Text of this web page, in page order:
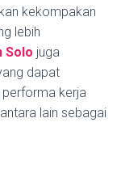
kekompakan
lebih
Solo juga
dapat
kerja
lain sebagai